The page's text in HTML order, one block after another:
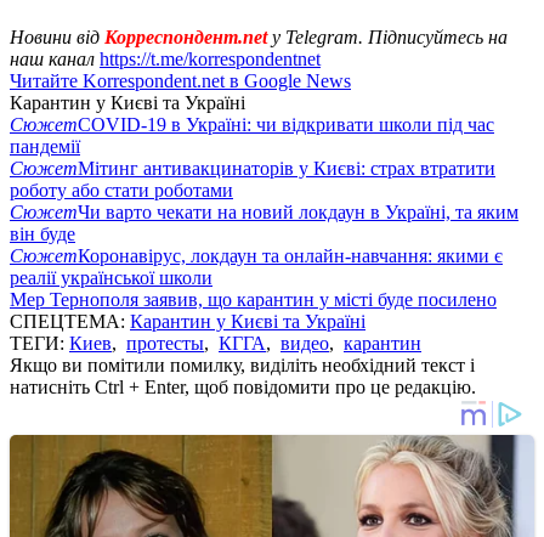
Новини від Корреспондент.net у Telegram. Підписуйтесь на
наш канал https://t.me/korrespondentnet
Читайте Korrespondent.net в Google News
Карантин у Києві та Україні
СюжетCOVID-19 в Україні: чи відкривати школи під час
пандемії
СюжетМітинг антивакцинаторів у Києві: страх втратити
роботу або стати роботами
СюжетЧи варто чекати на новий локдаун в Україні, та яким
він буде
СюжетКоронавірус, локдаун та онлайн-навчання: якими є
реалії української школи
Мер Тернополя заявив, що карантин у місті буде посилено
СПЕЦТЕМА: Карантин у Києві та Україні
ТЕГИ: Киев, протесты, КГГА, видео, карантин
Якщо ви помітили помилку, виділіть необхідний текст і
натисніть Ctrl + Enter, щоб повідомити про це редакцію.